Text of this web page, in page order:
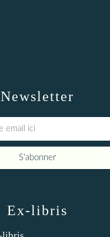
Newsletter
Ex-libris